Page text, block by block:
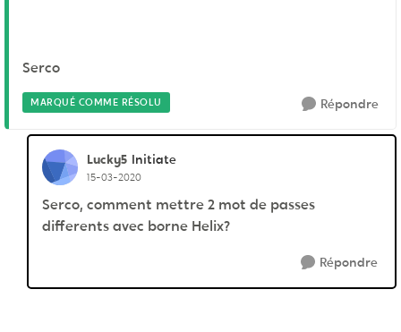
Serco
MARQUÉ COMME RÉSOLU Répondre
Lucky5 Initiate
15-03-2020
Serco, comment mettre 2 mot de passes
differents avec borne Helix?
Répondre